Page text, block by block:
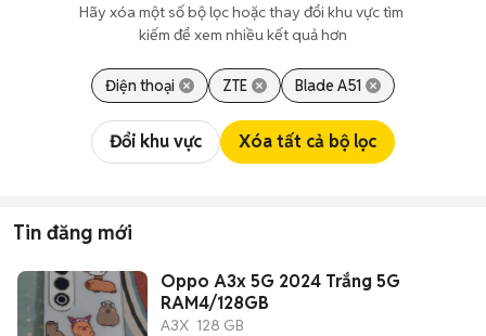
Hãy xóa một số bộ lọc hoặc thay đổi khu vực tìm
kiếm để xem nhiều kết quả hơn
Điện thoại ZTE Blade A51
Đổi khu vực Xóa tất cả bộ lọc
Tin đăng mới
Oppo A3x 5G 2024 Trắng 5G
RAM4/128GB
A3X 128 GB